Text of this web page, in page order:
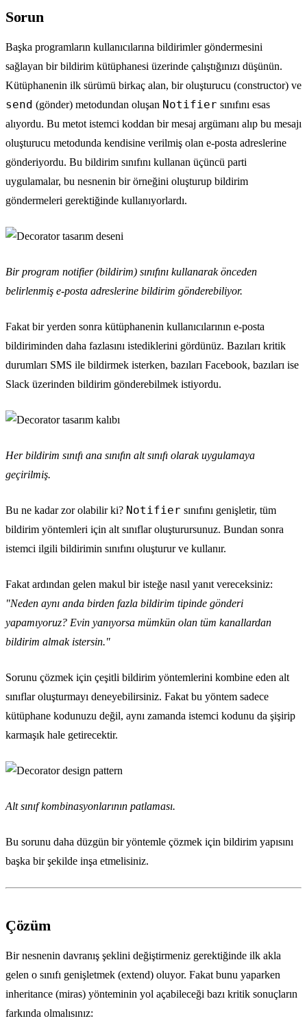
Sorun
Başka programların kullanıcılarına bildirimler göndermesini
sağlayan bir bildirim kütüphanesi üzerinde çalıştığınızı düşünün.
Kütüphanenin ilk sürümü birkaç alan, bir oluşturucu (constructor) ve
send (gönder) metodundan oluşan Notifier sınıfını esas
alıyordu. Bu metot istemci koddan bir mesaj argümanı alıp bu mesajı
oluşturucu metodunda kendisine verilmiş olan e-posta adreslerine
gönderiyordu. Bu bildirim sınıfını kullanan üçüncü parti
uygulamalar, bu nesnenin bir örneğini oluşturup bildirim
göndermeleri gerektiğinde kullanıyorlardı.
Bir program notifier (bildirim) sınıfını kullanarak önceden
belirlenmiş e-posta adreslerine bildirim gönderebiliyor.
Fakat bir yerden sonra kütüphanenin kullanıcılarının e-posta
bildiriminden daha fazlasını istediklerini gördünüz. Bazıları kritik
durumları SMS ile bildirmek isterken, bazıları Facebook, bazıları ise
Slack üzerinden bildirim gönderebilmek istiyordu.
Her bildirim sınıfı ana sınıfın alt sınıfı olarak uygulamaya
geçirilmiş.
Bu ne kadar zor olabilir ki? Notifier sınıfını genişletir, tüm
bildirim yöntemleri için alt sınıflar oluşturursunuz. Bundan sonra
istemci ilgili bildirimin sınıfını oluşturur ve kullanır.
Fakat ardından gelen makul bir isteğe nasıl yanıt vereceksiniz:
"Neden aynı anda birden fazla bildirim tipinde gönderi
yapamıyoruz? Evin yanıyorsa mümkün olan tüm kanallardan
bildirim almak istersin."
Sorunu çözmek için çeşitli bildirim yöntemlerini kombine eden alt
sınıflar oluşturmayı deneyebilirsiniz. Fakat bu yöntem sadece
kütüphane kodunuzu değil, aynı zamanda istemci kodunu da şişirip
karmaşık hale getirecektir.
Alt sınıf kombinasyonlarının patlaması.
Bu sorunu daha düzgün bir yöntemle çözmek için bildirim yapısını
başka bir şekilde inşa etmelisiniz.
Çözüm
Bir nesnenin davranış şeklini değiştirmeniz gerektiğinde ilk akla
gelen o sınıfı genişletmek (extend) oluyor. Fakat bunu yaparken
inheritance (miras) yönteminin yol açabileceği bazı kritik sonuçların
farkında olmalısınız: